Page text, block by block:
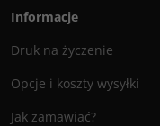
Informacje
Druk na życzenie
Opcje i koszty wysyłki
Jak zamawiać?